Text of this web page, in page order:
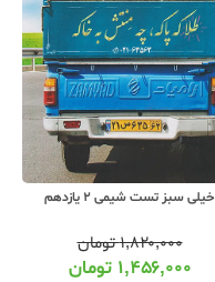
خیلی سبز تست شیمی 2 یازدهم
۱,۸۲۰,۰۰۰تومان
۱,۴۵۶,۰۰۰ تومان